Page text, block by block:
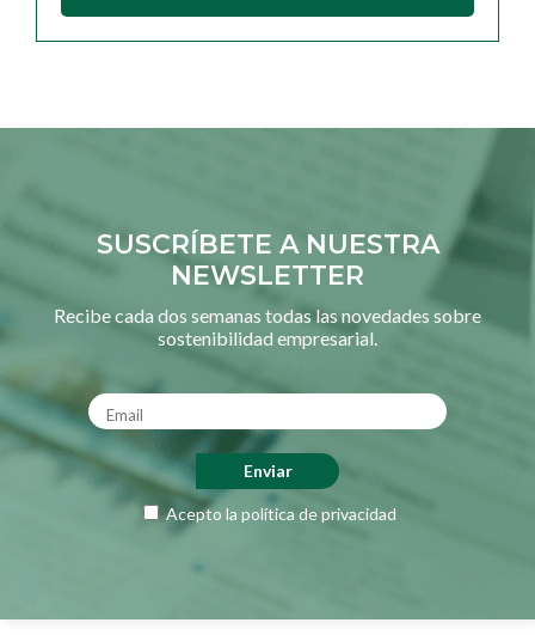
SUSCRÍBETE A NUESTRA
NEWSLETTER
Recibe cada dos semanas todas las novedades sobre
sostenibilidad empresarial.
Acepto la política de privacidad